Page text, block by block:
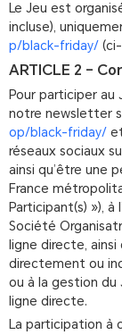
Le Jeu est
incluse),
p/black-friday/
ARTICLE 2 –
Pour participer au
notre newsletter
op/black-friday/
réseaux sociaux
ainsi qu’être une
France
Participant(s) »),
Société
ligne directe,
directement ou
ou à la gestion du
ligne directe.
La participation à